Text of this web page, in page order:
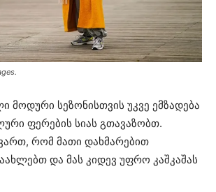
მოდური სეზონისთვის უკვე ემზადება
ფერების სიას გთავაზობთ.
რომ მათი დახმარებით
და მას კიდევ უფრო კაშკაშას